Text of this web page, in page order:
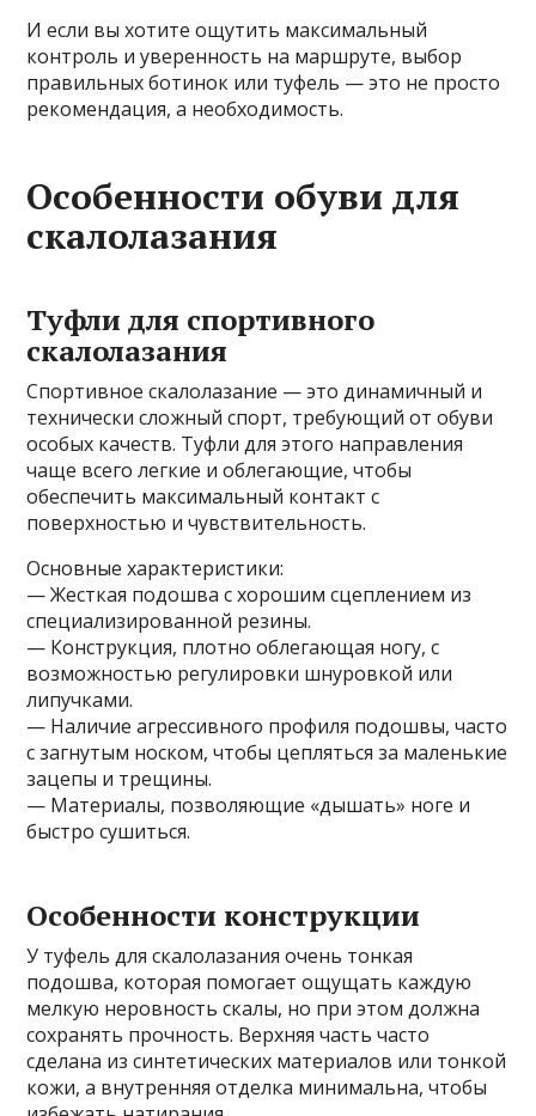
И если вы хотите ощутить максимальный
контроль и уверенность на маршруте, выбор
правильных ботинок или туфель — это не просто
рекомендация, а необходимость.
Особенности обуви для
скалолазания
Туфли для спортивного
скалолазания
Спортивное скалолазание — это динамичный и
технически сложный спорт, требующий от обуви
особых качеств. Туфли для этого направления
чаще всего легкие и облегающие, чтобы
обеспечить максимальный контакт с
поверхностью и чувствительность.
Основные характеристики:
— Жесткая подошва с хорошим сцеплением из
специализированной резины.
— Конструкция, плотно облегающая ногу, с
возможностью регулировки шнуровкой или
липучками.
— Наличие агрессивного профиля подошвы, часто
с загнутым носком, чтобы цепляться за маленькие
зацепы и трещины.
— Материалы, позволяющие «дышать» ноге и
быстро сушиться.
Особенности конструкции
У туфель для скалолазания очень тонкая
подошва, которая помогает ощущать каждую
мелкую неровность скалы, но при этом должна
сохранять прочность. Верхняя часть часто
сделана из синтетических материалов или тонкой
кожи, а внутренняя отделка минимальна, чтобы